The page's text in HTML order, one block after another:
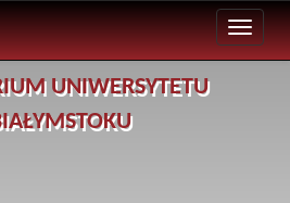
UNIWERSYTETU